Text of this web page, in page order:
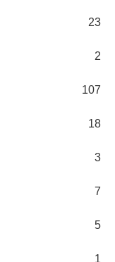
23
2
107
18
3
7
5
1